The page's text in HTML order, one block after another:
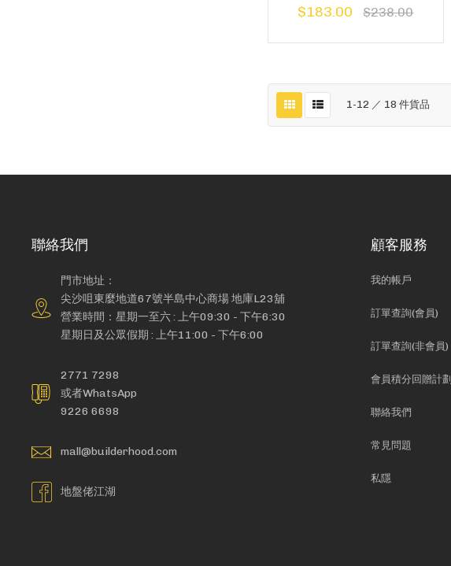
$183.00 $238.00
1-12 ／ 18 件貨品
聯絡我們
門市地址：
尖沙咀東麼地道67號半島中心商場 地庫L23舖
營業時間：星期一至六 : 上午09:30 - 下午6:30
星期日及公眾假期 : 上午11:00 - 下午6:00
2771 7298
或者WhatsApp
9226 6698
mall@builderhood.com
地盤佬江湖
顧客服務
我的帳戶
訂單查詢(會員)
訂單查詢(非會員)
會員積分回贈計劃
聯絡我們
常見問題
私隱